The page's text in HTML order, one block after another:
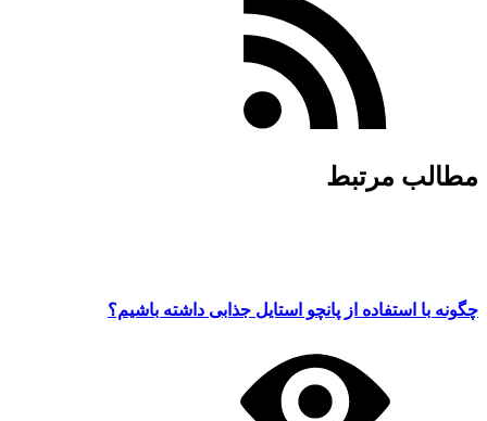
مطالب مرتبط
چگونه با استفاده از پانچو استایل جذابی داشته باشیم؟